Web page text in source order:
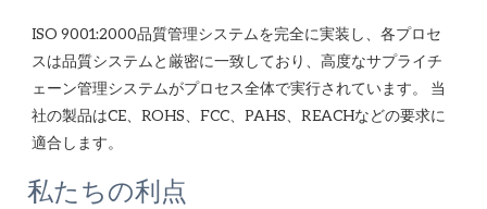
ISO 9001:2000品質管理システムを完全に実装し、各プロセ
スは品質システムと厳密に一致しており、高度なサプライチ
ェーン管理システムがプロセス全体で実行されています。 当
社の製品はCE、ROHS、FCC、PAHS、REACHなどの要求に
私たちの利点